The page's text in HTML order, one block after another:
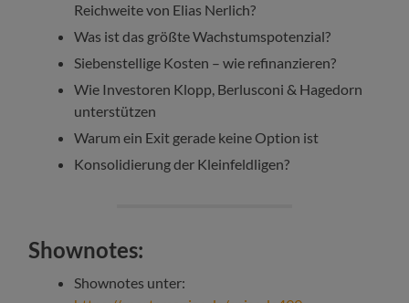
Reichweite von Elias Nerlich?
Was ist das größte Wachstumspotenzial?
Siebenstellige Kosten – wie refinanzieren?
Wie Investoren Klopp, Berlusconi & Hagedorn
unterstützen
Warum ein Exit gerade keine Option ist
Konsolidierung der Kleinfeldligen?
Shownotes:
Shownotes unter: